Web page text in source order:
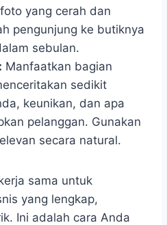
yang cerah dan
pengunjung ke butiknya
sebulan.
Manfaatkan bagian
sedikit
keunikan, dan apa
pelanggan. Gunakan
secara natural.
sama untuk
yang lengkap,
Ini adalah cara Anda